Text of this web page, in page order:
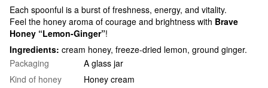
Each spoonful is a burst of freshness, energy, and vitality.
Feel the honey aroma of courage and brightness with Brave
Honey “Lemon-Ginger”!
Ingredients: cream honey, freeze-dried lemon, ground ginger.
Packaging
A glass jar
Kind of honey
Honey cream